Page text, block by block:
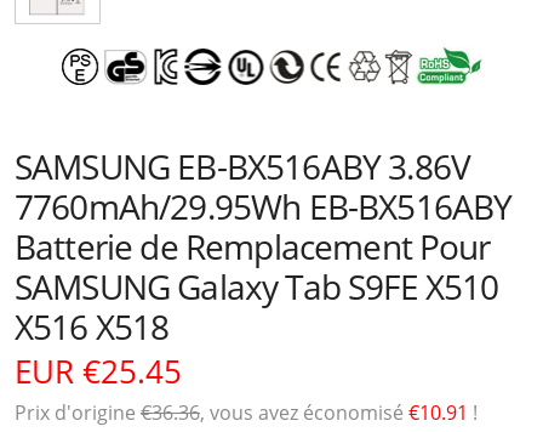
SAMSUNG EB-BX516ABY 3.86V
7760mAh/29.95Wh EB-BX516ABY
Batterie de Remplacement Pour
SAMSUNG Galaxy Tab S9FE X510
X516 X518
EUR €25.45
Prix ​​d'origine €36.36, vous avez économisé €10.91 !